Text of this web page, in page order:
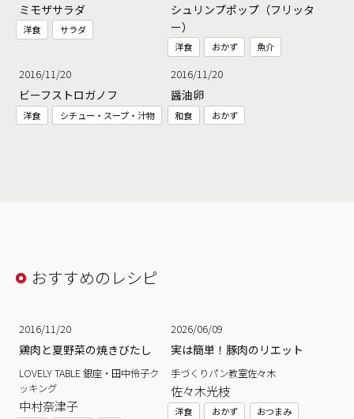
ミモザサラダ
洋食 サラダ
シュリンプポップ（フリッタ
ー）
洋食 おかず 魚介
2016/11/20
ビーフストロガノフ
洋食 シチュー・スープ・汁物
2016/11/20
醤油卵
和食 おかず
おすすめのレシピ
2016/11/20
鶏肉と夏野菜の焼きびたし
LOVELY TABLE 銀座・田中伶子ク
ッキング
中村奈津子
2026/06/09
実は簡単！豚肉のリエット
手づくりパン教室佐々木
佐々木光枝
洋食 おかず
おつまみ